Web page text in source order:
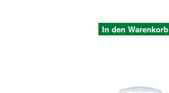
In den Warenkorb